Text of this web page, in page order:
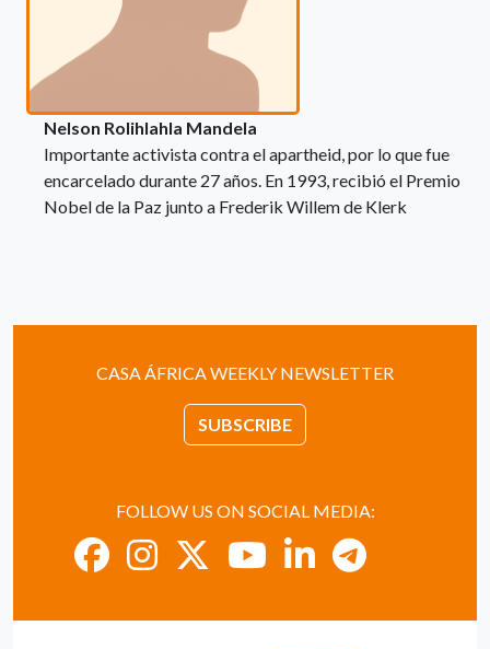
Nelson Rolihlahla Mandela
Importante activista contra el apartheid, por lo que fue
encarcelado durante 27 años. En 1993, recibió el Premio
Nobel de la Paz junto a Frederik Willem de Klerk
CASA ÁFRICA WEEKLY NEWSLETTER
SUBSCRIBE
FOLLOW US ON SOCIAL MEDIA: